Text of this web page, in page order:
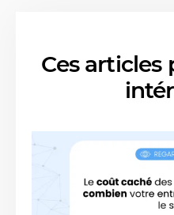
Ces articles